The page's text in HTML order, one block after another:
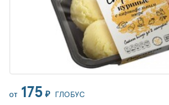
ОТ 175 ₽ ГЛОБУС